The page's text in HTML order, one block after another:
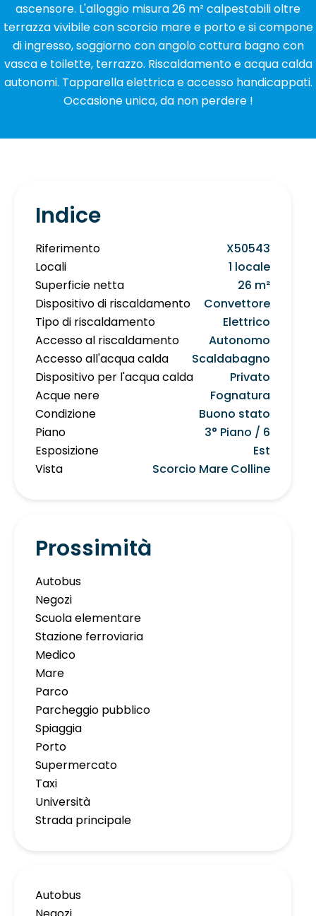
ascensore. L'alloggio misura 26 m² calpestabili oltre
terrazza vivibile con scorcio mare e porto e si compone
di ingresso, soggiorno con angolo cottura bagno con
vasca e toilette, terrazzo. Riscaldamento e acqua calda
autonomi. Tapparella elettrica e accesso handicappati.
Occasione unica, da non perdere !
Indice
Riferimento
X50543
Locali
1 locale
Superficie netta
26 m²
Dispositivo di riscaldamento
Convettore
Tipo di riscaldamento
Elettrico
Accesso al riscaldamento
Autonomo
Accesso all'acqua calda
Scaldabagno
Dispositivo per l'acqua calda
Privato
Acque nere
Fognatura
Condizione
Buono stato
Piano
3° Piano / 6
Esposizione
Est
Vista
Scorcio Mare Colline
Prossimità
Autobus
Negozi
Scuola elementare
Stazione ferroviaria
Medico
Mare
Parco
Parcheggio pubblico
Spiaggia
Porto
Supermercato
Taxi
Università
Strada principale
Autobus